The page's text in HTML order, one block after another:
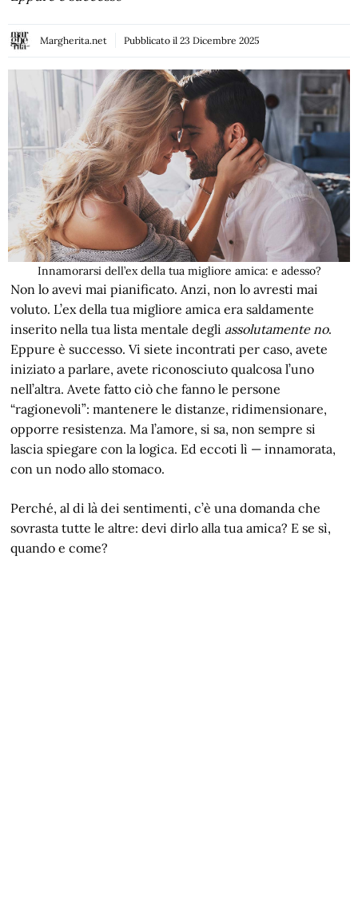
Margherita.net Pubblicato il 23 Dicembre 2025
Innamorarsi dell’ex della tua migliore amica: e adesso?
Non lo avevi mai pianificato. Anzi, non lo avresti mai
voluto. L’ex della tua migliore amica era saldamente
inserito nella tua lista mentale degli assolutamente no.
Eppure è successo. Vi siete incontrati per caso, avete
iniziato a parlare, avete riconosciuto qualcosa l’uno
nell’altra. Avete fatto ciò che fanno le persone
“ragionevoli”: mantenere le distanze, ridimensionare,
opporre resistenza. Ma l’amore, si sa, non sempre si
lascia spiegare con la logica. Ed eccoti lì — innamorata,
con un nodo allo stomaco.
Perché, al di là dei sentimenti, c’è una domanda che
sovrasta tutte le altre: devi dirlo alla tua amica? E se sì,
quando e come?